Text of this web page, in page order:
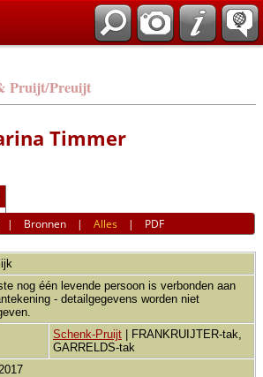
Pruijt/Preuijt
Timmer
| Bronnen |Alles | PDF
nog één levende persoon is verbonden aan
- detailgegevens worden niet
Schenk-Pruijt | FRANKRUIJTER-tak,
GARRELDS-tak